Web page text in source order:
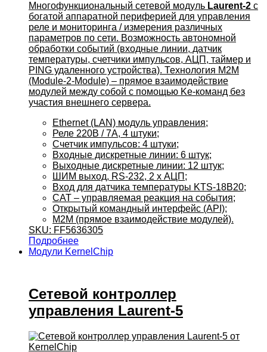
Многофункциональный сетевой модуль Laurent-2 с
богатой аппаратной периферией для управления
реле и мониторинга / измерения различных
параметров по сети. Возможность автономной
обработки событий (входные линии, датчик
температуры, счетчики импульсов, АЦП, таймер и
PING удаленного устройства). Технология M2M
(Module-2-Module) – прямое взаимодействие
модулей между собой с помощью Ke-команд без
участия внешнего сервера.
Ethernet (LAN) модуль управления;
Реле 220В / 7А, 4 штуки;
Счетчик импульсов: 4 штуки;
Входные дискретные линии: 6 штук;
Выходные дискретные линии: 12 штук;
ШИМ выход, RS-232, 2 x АЦП;
Вход для датчика температуры KTS-18B20;
CAT – управляемая реакция на события;
Открытый командный интерфейс (API);
M2M (прямое взаимодействие модулей).
SKU: FF5636305
Подробнее
Модули KernelChip
Сетевой контроллер
управления Laurent-5